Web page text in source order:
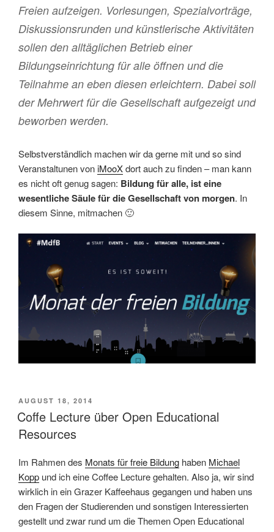
Freien aufzeigen. Vorlesungen, Spezialvorträge,
Diskussionsrunden und künstlerische Aktivitäten
sollen den alltäglichen Betrieb einer
Bildungseinrichtung für alle öffnen und die
Teilnahme an eben diesen erleichtern. Dabei soll
der Mehrwert für die Gesellschaft aufgezeigt und
beworben werden.
Selbstverständlich machen wir da gerne mit und so sind
Veranstaltunen voniMooXdort auch zu finden – man kann
es nicht oft genug sagen: Bildung für alle, ist eine
wesentliche Säule für die Gesellschaft von morgen. In
diesem Sinne, mitmachen 🙂
VERÖFFENTLICHT
AM
AUGUST 18, 2014
Coffe Lecture über Open Educational
Resources
Im Rahmen des Monats für freie Bildung haben Michael
Kopp und ich eine Coffee Lecture gehalten. Also ja, wir sind
wirklich in ein Grazer Kaffeehaus gegangen und haben uns
den Fragen der Studierenden und sonstigen Interessierten
gestellt und zwar rund um die Themen Open Educational